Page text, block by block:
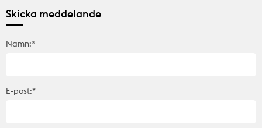
Skicka meddelande
Namn:*
E-post:*